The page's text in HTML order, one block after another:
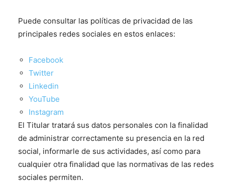
Puede consultar las políticas de privacidad de las
principales redes sociales en estos enlaces:
Facebook
Twitter
Linkedin
YouTube
Instagram
El Titular tratará sus datos personales con la finalidad
de administrar correctamente su presencia en la red
social, informarle de sus actividades, así como para
cualquier otra finalidad que las normativas de las redes
sociales permiten.